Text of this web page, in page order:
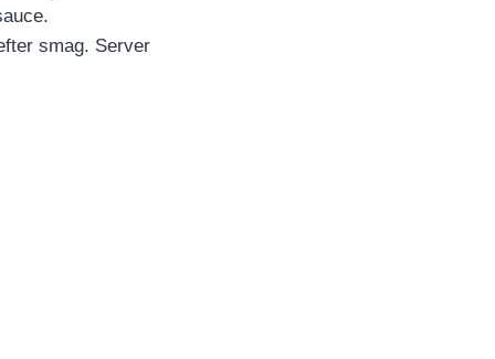
smag. Server